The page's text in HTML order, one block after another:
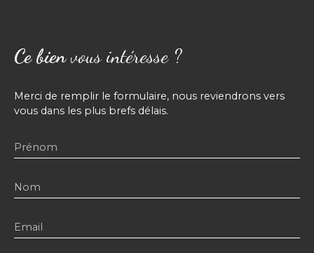
Ce bien vous intéresse ?
Merci de remplir le formulaire, nous reviendrons vers
vous dans les plus brefs délais.
Prénom
Nom
Email